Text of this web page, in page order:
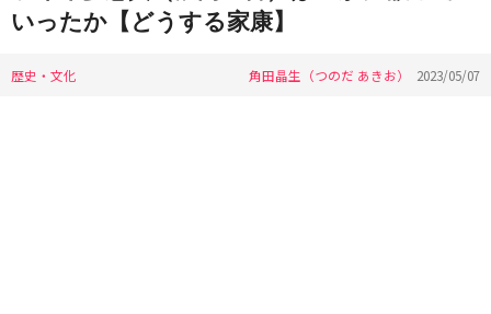
いったか【どうする家康】
歴史・文化 角田晶生（つのだ あきお） 2023/05/07